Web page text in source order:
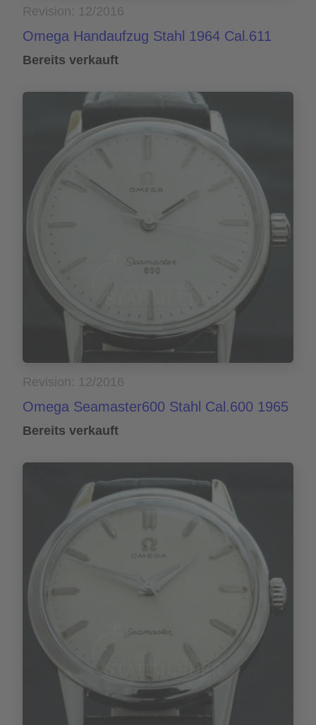
Revision: 12/2016
Omega Handaufzug Stahl 1964 Cal.611
Bereits verkauft
Revision: 12/2016
Omega Seamaster600 Stahl Cal.600 1965
Bereits verkauft